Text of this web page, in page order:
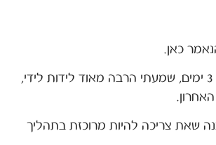
כאן.
הלידה שלי ארכה 3 ימים, שמעתי הרבה מאוד לידות לידי,
שאת צריכה להיות מרוכזת בתהליך